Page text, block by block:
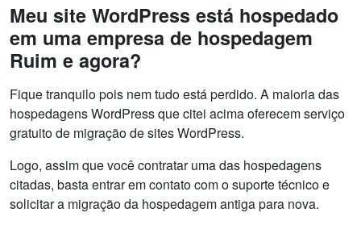
Meu site WordPress está hospedado
em uma empresa de hospedagem
Ruim e agora?
Fique tranquilo pois nem tudo está perdido. A maioria das
hospedagens WordPress que citei acima oferecem serviço
gratuito de migração de sites WordPress.
Logo, assim que você contratar uma das hospedagens
citadas, basta entrar em contato com o suporte técnico e
solicitar a migração da hospedagem antiga para nova.